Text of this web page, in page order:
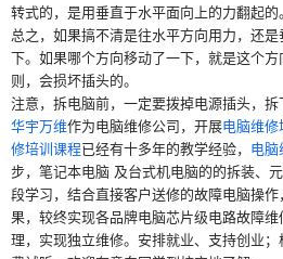
转式的，是用垂直于水平面向上的力翻起的。
总之，如果搞不清是往水平方向用力，还
下。如果哪个方向移动了一下，就是这个
则，会损坏插头的。
注意，拆电脑前，一定要拨掉电源插头，拆
华宇万维作为电脑维修公司，开展电脑维
修培训课程已经有十多年的教学经验， 电
步，笔记本电脑 及台式机电脑的的拆装、
段学习，结合直接客户送修的故障电脑操
果，较终实现各品牌电脑芯片级电路故障
理，实现独立维修。安排就业、支持创业